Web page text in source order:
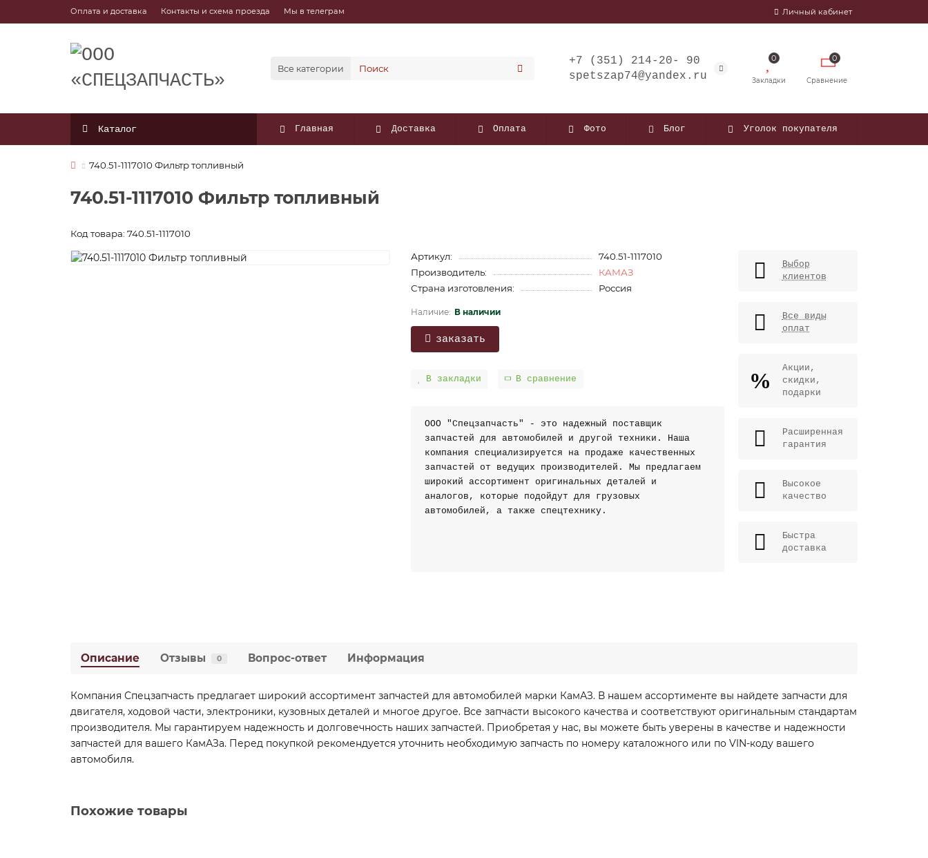
Оплата и доставка Контакты и схема проезда Мы в телеграм Личный кабинет
Все категории
+7 (351) 214-20- 90
spetszap74@yandex.ru
0
Закладки
0
Сравнение
Каталог Главная Доставка Оплата Фото Блог Уголок покупателя
740.51-1117010 Фильтр топливный
740.51-1117010 Фильтр топливный
Код товара: 740.51-1117010
Артикул:
740.51-1117010
Производитель:
КАМАЗ
Страна изготовления:
Россия
В наличии
заказать
В закладки В сравнение
ООО "Спецзапчасть" - это надежный поставщик
запчастей для автомобилей и другой техники. Наша
компания специализируется на продаже качественных
запчастей от ведущих производителей. Мы предлагаем
широкий ассортимент оригинальных деталей и
аналогов, которые подойдут для грузовых
автомобилей, а также спецтехнику.
Выбор
клиентов
Все виды
оплат
Акции,
скидки,
подарки
Расширенная
гарантия
Высокое
качество
Быстра
доставка
Описание Отзывы 0 Вопрос-ответ Информация
Компания Спецзапчасть предлагает широкий ассортимент запчастей для автомобилей марки КамАЗ. В нашем ассортименте вы найдете запчасти для
двигателя, ходовой части, электроники, кузовных деталей и многое другое. Все запчасти высокого качества и соответствуют оригинальным стандартам
производителя. Мы гарантируем надежность и долговечность наших запчастей. Приобретая у нас, вы можете быть уверены в качестве и надежности
запчастей для вашего КамАЗа. Перед покупкой рекомендуется уточнить необходимую запчасть по номеру каталожного или по VIN-коду вашего
автомобиля.
Похожие товары